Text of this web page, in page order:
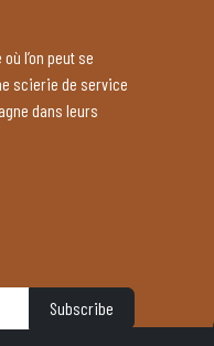
l’on peut se
scierie de service
dans leurs
Subscribe